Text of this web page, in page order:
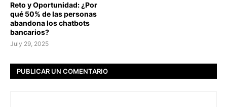
Reto y Oportunidad: ¿Por
qué 50% de las personas
abandona los chatbots
bancarios?
July 29, 2025
PUBLICAR UN COMENTARIO